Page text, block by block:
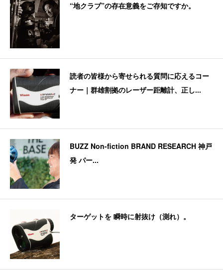
“地クラブ”の存在意義をご存知ですか。
読者の皆様から寄せられる質問に応えるコー
ナー｜群雄割拠のレーザー距離計、正し...
BUZZ Non-fiction BRAND RESEARCH 神戸
発 パー...
ターゲットを 瞬時に射抜け（測れ）。